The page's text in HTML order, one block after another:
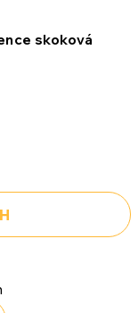
skoková